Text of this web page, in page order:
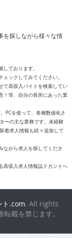
を探しながら様々な情
ております。
ックしてみてください。
て高収入バイトを検索してい
！等、自分の長所にあった業
PCを使って、各種数値化さ
ーの主な業務です。未経験
着求人情報も続々追加して
ながら求人を探してくださ
高収入求人情報誌ドカントへ
ト.com. All rights
載を禁じます。